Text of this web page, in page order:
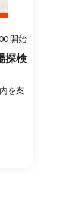
開始
探検
を案